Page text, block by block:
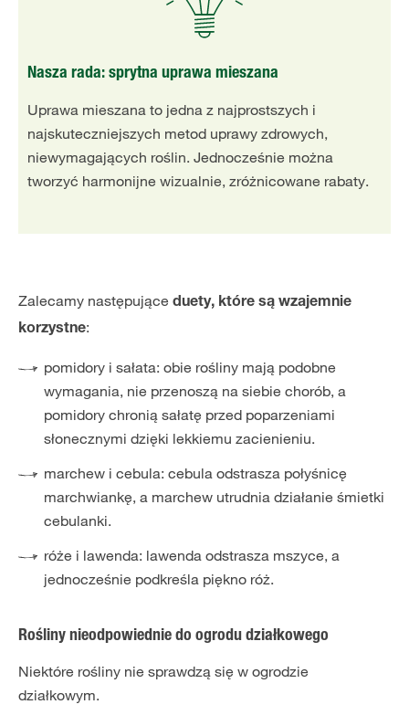
Nasza rada: sprytna uprawa mieszana
Uprawa mieszana to jedna z najprostszych i
najskuteczniejszych metod uprawy zdrowych,
niewymagających roślin. Jednocześnie można
tworzyć harmonijne wizualnie, zróżnicowane rabaty.
Zalecamy następujące duety, które są wzajemnie
korzystne:
pomidory i sałata: obie rośliny mają podobne
wymagania, nie przenoszą na siebie chorób, a
pomidory chronią sałatę przed poparzeniami
słonecznymi dzięki lekkiemu zacienieniu.
marchew i cebula: cebula odstrasza połyśnicę
marchwiankę, a marchew utrudnia działanie śmietki
cebulanki.
róże i lawenda: lawenda odstrasza mszyce, a
jednocześnie podkreśla piękno róż.
Rośliny nieodpowiednie do ogrodu działkowego
Niektóre rośliny nie sprawdzą się w ogrodzie
działkowym.